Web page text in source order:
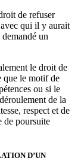
de refuser
qui il y aurait
un
le droit de
que le motif de
ou si le
de la
respect et de
de poursuite
D’UN